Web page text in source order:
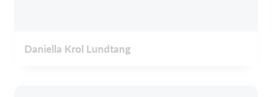
Daniella Krol Lundtang